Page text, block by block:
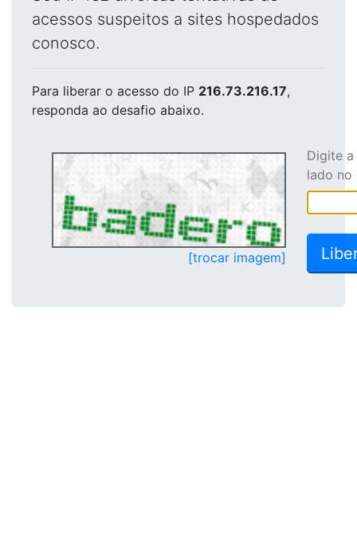
acessos suspeitos a sites hospedados
conosco.
Para liberar o acesso do IP 216.73.216.17,
responda ao desafio abaixo.
[trocar imagem]
Digite
lado no